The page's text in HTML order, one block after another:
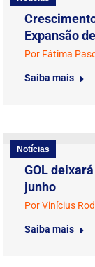
Expansão
Por Fátima
Saiba mais
Notícias
GOL
junho
PorVinícius
Saiba mais